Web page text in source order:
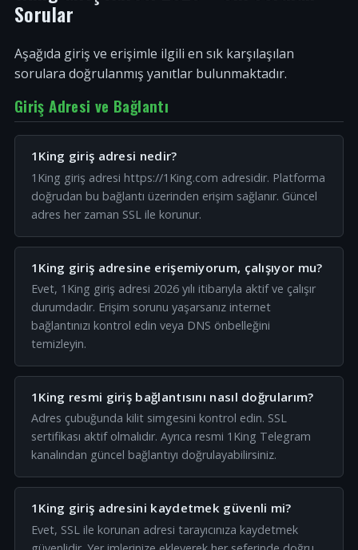
Sorular
Aşağıda giriş ve erişimle ilgili en sık karşılaşılan
sorulara doğrulanmış yanıtlar bulunmaktadır.
Giriş Adresi ve Bağlantı
1King giriş adresi nedir?
1King giriş adresi https://1King.com adresidir. Platforma
doğrudan bu bağlantı üzerinden erişim sağlanır. Güncel
adres her zaman SSL ile korunur.
1King giriş adresine erişemiyorum, çalışıyor mu?
Evet, 1King giriş adresi 2026 yılı itibarıyla aktif ve çalışır
durumdadır. Erişim sorunu yaşarsanız internet
bağlantınızı kontrol edin veya DNS önbelleğini
temizleyin.
1King resmi giriş bağlantısını nasıl doğrularım?
Adres çubuğunda kilit simgesini kontrol edin. SSL
sertifikası aktif olmalıdır. Ayrıca resmi 1King Telegram
kanalından güncel bağlantıyı doğrulayabilirsiniz.
1King giriş adresini kaydetmek güvenli mi?
Evet, SSL ile korunan adresi tarayıcınıza kaydetmek